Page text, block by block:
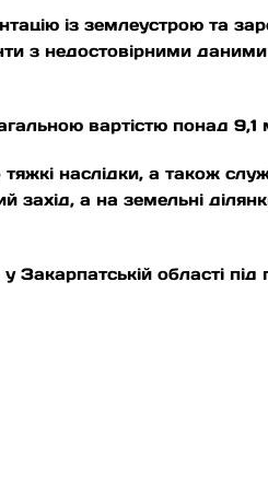
із землеустрою та
з недостовірними
вартістю понад 9,1
наслідки, а також
захід, а на земельні
Закарпатській області